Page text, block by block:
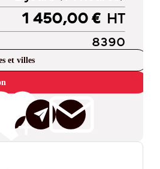
1 450,00 € HT
8390
et villes